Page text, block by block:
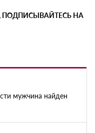
ПОДПИСЫВАЙТЕСЬ НА
мужчина найден